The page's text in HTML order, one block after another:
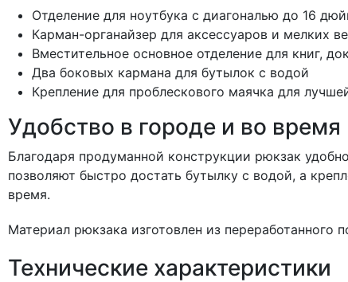
Отделение для ноутбука с диагональю до 16
Карман-органайзер для аксессуаров и мелких
Вместительное основное отделение для книг,
Два боковых кармана для бутылок с водой
Крепление для проблескового маячка для
Удобство в городе и во время
Благодаря продуманной конструкции рюкзак
позволяют быстро достать бутылку с водой, а
время.
Материал рюкзака изготовлен из переработанного
Технические характеристики